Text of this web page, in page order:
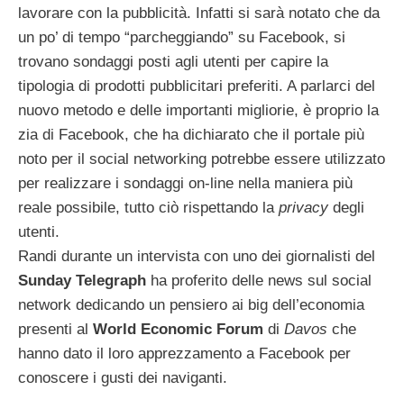
lavorare con la pubblicità. Infatti si sarà notato che da
un po’ di tempo “parcheggiando” su Facebook, si
trovano sondaggi posti agli utenti per capire la
tipologia di prodotti pubblicitari preferiti. A parlarci del
nuovo metodo e delle importanti migliorie, è proprio la
zia di Facebook, che ha dichiarato che il portale più
noto per il social networking potrebbe essere utilizzato
per realizzare i sondaggi on-line nella maniera più
reale possibile, tutto ciò rispettando la privacy degli
utenti.
Randi durante un intervista con uno dei giornalisti del
Sunday Telegraph ha proferito delle news sul social
network dedicando un pensiero ai big dell’economia
presenti al World Economic Forum di Davos che
hanno dato il loro apprezzamento a Facebook per
conoscere i gusti dei naviganti.